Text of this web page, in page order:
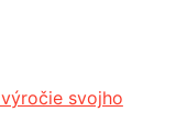
svojho